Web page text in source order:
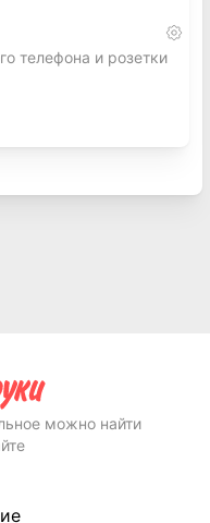
телефона и розетки
можно найти